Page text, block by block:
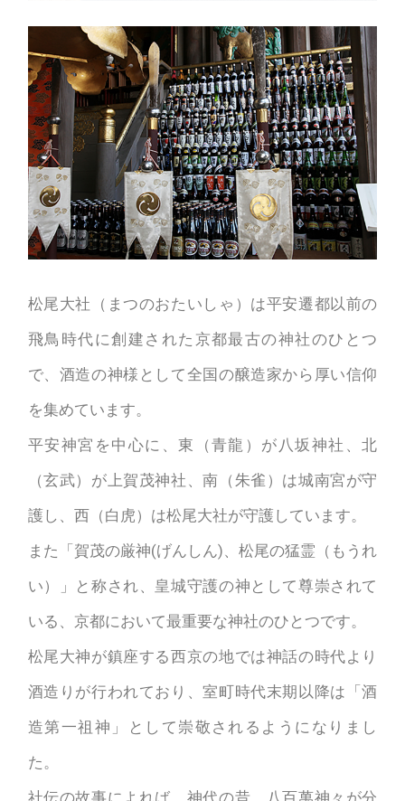
松尾大社（まつのおたいしゃ）は平安遷都以前の
飛鳥時代に創建された京都最古の神社のひとつ
で、酒造の神様として全国の醸造家から厚い信仰
を集めています。
平安神宮を中心に、東（青龍）が八坂神社、北
（玄武）が上賀茂神社、南（朱雀）は城南宮が守
護し、西（白虎）は松尾大社が守護しています。
また「賀茂の厳神(げんしん)、松尾の猛霊（もうれ
い）」と称され、皇城守護の神として尊崇されて
いる、京都において最重要な神社のひとつです。
松尾大神が鎮座する西京の地では神話の時代より
酒造りが行われており、室町時代末期以降は「酒
造第一祖神」として崇敬されるようになりまし
た。
社伝の故事によれば、神代の昔、八百萬神々が分